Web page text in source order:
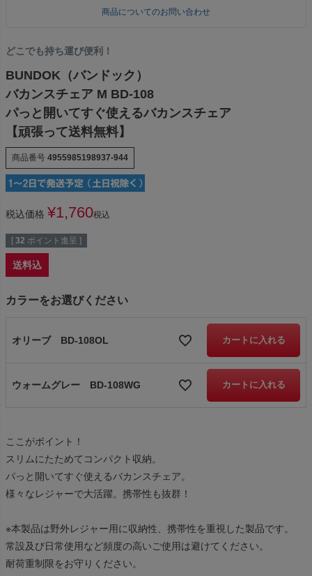
商品についてのお問い合わせ
どこでも持ち運び便利！
BUNDOK（バンドック）
バカンスチェア M BD-108
パっと開いてすぐ使えるバカンスチェア
【頑張って送料無料】
商品番号 4955985198937-944
税込価格 ¥1,760税込
[ 32 ポイント進呈 ]
送料込
カラーをお選びください
オリーブ BD-108OL カートに入れる
ウォームグレー BD-108WG カートに入れる
ここがポイント！
スリムにたためてコンパクト収納。
パっと開いてすぐ使えるバカンスチェア。
様々なレジャーで大活躍。携帯性も抜群！
※本製品は野外レジャー用に収納性、携帯性を重視した製品です。
常設及び日常使用など頻度の高いご使用は避けてください。
耐荷重制限をお守りください。